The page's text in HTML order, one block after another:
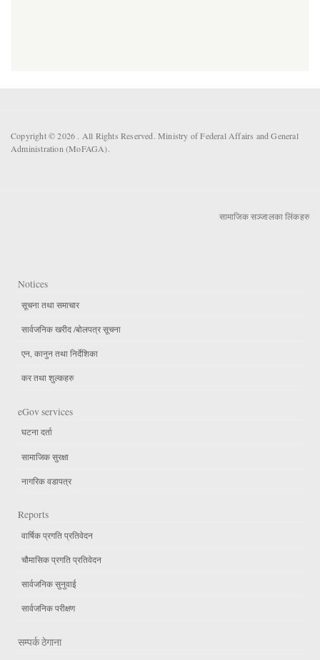
Copyright © 2026 . All Rights Reserved. Ministry of Federal Affairs and General
Administration (MoFAGA).
सामाजिक सञ्जालका लिंकहरु
Notices
सूचना तथा समाचार
सार्वजनिक खरीद /बोलपत्र सूचना
एन, कानुन तथा निर्देशिका
कर तथा शुल्कहरु
eGov services
घटना दर्ता
सामाजिक सुरक्षा
नागरिक वडापत्र
Reports
वार्षिक प्रगति प्रतिवेदन
चौमासिक प्रगति प्रतिवेदन
सार्वजनिक सुनुवाई
सार्वजनिक परीक्षण
सम्पर्क ठेगाना